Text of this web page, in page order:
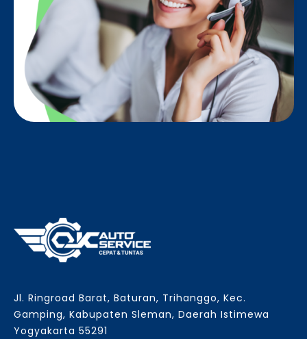
Jl. Ringroad Barat, Baturan, Trihanggo, Kec.
Gamping, Kabupaten Sleman, Daerah Istimewa
Yogyakarta 55291